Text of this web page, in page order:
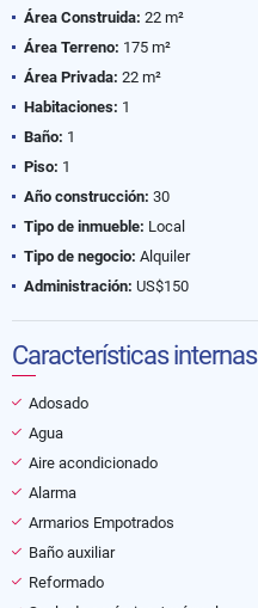
Área Construida: 22 m²
Área Terreno: 175 m²
Área Privada: 22 m²
Habitaciones: 1
Baño: 1
Piso: 1
Año construcción: 30
Tipo de inmueble: Local
Tipo de negocio: Alquiler
Administración: US$150
Características internas
Adosado
Agua
Aire acondicionado
Alarma
Armarios Empotrados
Baño auxiliar
Reformado